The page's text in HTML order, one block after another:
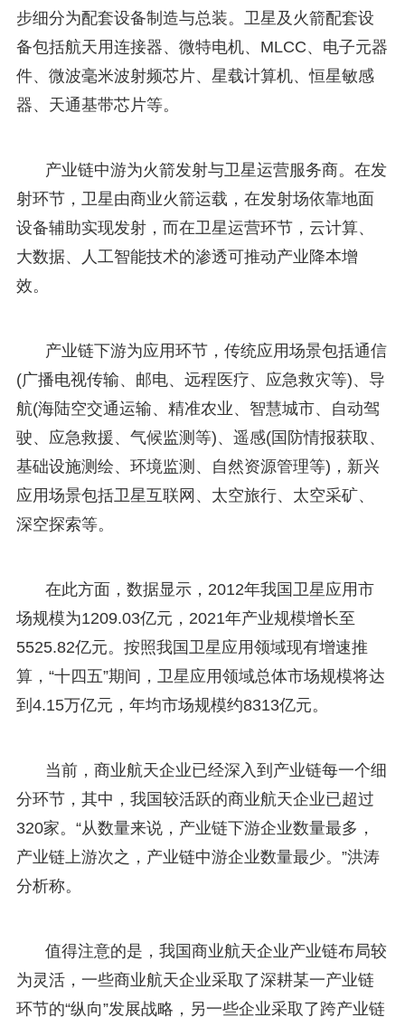
步细分为配套设备制造与总装。卫星及火箭配套设
备包括航天用连接器、微特电机、MLCC、电子元器
件、微波毫米波射频芯片、星载计算机、恒星敏感
器、天通基带芯片等。
产业链中游为火箭发射与卫星运营服务商。在发
射环节，卫星由商业火箭运载，在发射场依靠地面
设备辅助实现发射，而在卫星运营环节，云计算、
大数据、人工智能技术的渗透可推动产业降本增
效。
产业链下游为应用环节，传统应用场景包括通信
(广播电视传输、邮电、远程医疗、应急救灾等)、导
航(海陆空交通运输、精准农业、智慧城市、自动驾
驶、应急救援、气候监测等)、遥感(国防情报获取、
基础设施测绘、环境监测、自然资源管理等)，新兴
应用场景包括卫星互联网、太空旅行、太空采矿、
深空探索等。
在此方面，数据显示，2012年我国卫星应用市
场规模为1209.03亿元，2021年产业规模增长至
5525.82亿元。按照我国卫星应用领域现有增速推
算，“十四五”期间，卫星应用领域总体市场规模将达
到4.15万亿元，年均市场规模约8313亿元。
当前，商业航天企业已经深入到产业链每一个细
分环节，其中，我国较活跃的商业航天企业已超过
320家。“从数量来说，产业链下游企业数量最多，
产业链上游次之，产业链中游企业数量最少。”洪涛
分析称。
值得注意的是，我国商业航天企业产业链布局较
为灵活，一些商业航天企业采取了深耕某一产业链
环节的“纵向”发展战略，另一些企业采取了跨产业链